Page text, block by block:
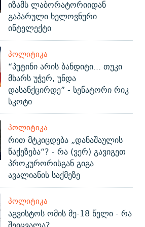
იზამს ლაბორატორიიდან
გაპარული ხელოვნური
ინტელექტი
ᲞᲝᲚᲘᲢᲘᲙᲐ
“პუტინი არის ბანდიტი... თუკი
მხარს უჭერ, უნდა
დასანქცირდე” - სენატორი რიკ
სკოტი
ᲞᲝᲚᲘᲢᲘᲙᲐ
რით მტკიცდება „დანაშაულის
წაქეზება“? - რა (ვერ) გავიგეთ
პროკურორისგან გიგა
ავალიანის საქმეზე
ᲞᲝᲚᲘᲢᲘᲙᲐ
აგვისტოს ომის მე-18 წელი - რა